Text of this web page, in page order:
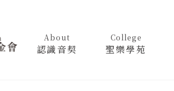
About
認識音契
College
聖樂學苑